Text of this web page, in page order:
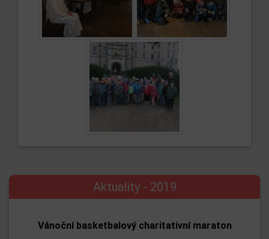
Aktuality - 2019
Vánoční basketbalový charitativní maraton